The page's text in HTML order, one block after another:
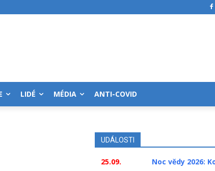
LIDÉ MÉDIA ANTI-COVID
UDÁLOSTI
25.09.
Noc vědy 2026: